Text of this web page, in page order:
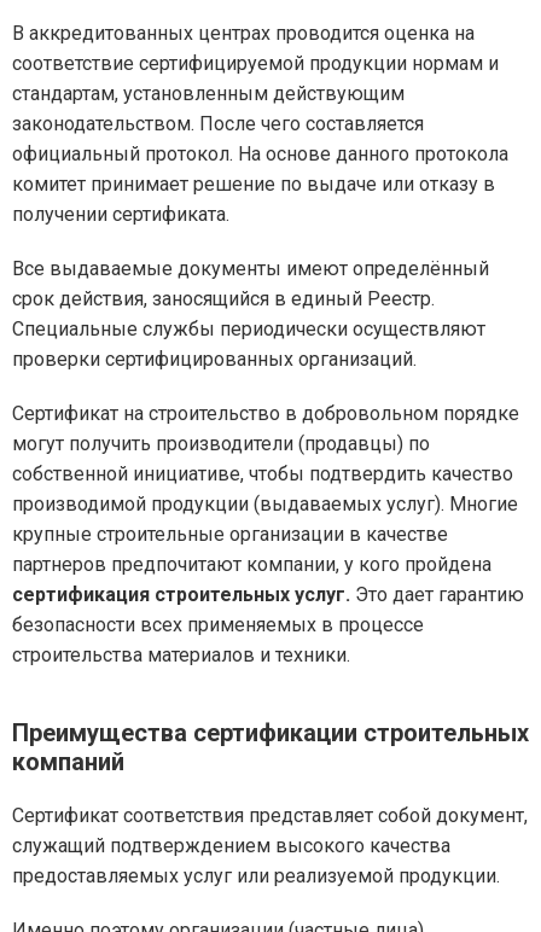
В аккредитованных центрах проводится оценка на
соответствие сертифицируемой продукции нормам и
стандартам, установленным действующим
законодательством. После чего составляется
официальный протокол. На основе данного протокола
комитет принимает решение по выдаче или отказу в
получении сертификата.
Все выдаваемые документы имеют определённый
срок действия, заносящийся в единый Реестр.
Специальные службы периодически осуществляют
проверки сертифицированных организаций.
Сертификат на строительство в добровольном порядке
могут получить производители (продавцы) по
собственной инициативе, чтобы подтвердить качество
производимой продукции (выдаваемых услуг). Многие
крупные строительные организации в качестве
партнеров предпочитают компании, у кого пройдена
сертификация строительных услуг. Это дает гарантию
безопасности всех применяемых в процессе
строительства материалов и техники.
Преимущества сертификации строительных
компаний
Сертификат соответствия представляет собой документ,
служащий подтверждением высокого качества
предоставляемых услуг или реализуемой продукции.